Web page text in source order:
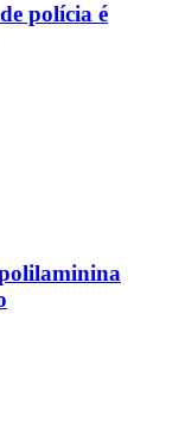
polícia é
polilaminina